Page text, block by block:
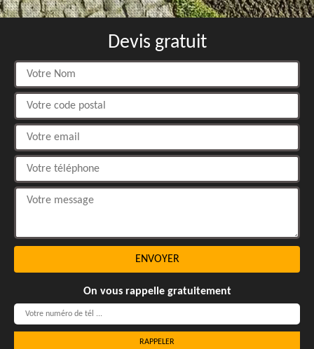
Devis gratuit
On vous rappelle gratuitement